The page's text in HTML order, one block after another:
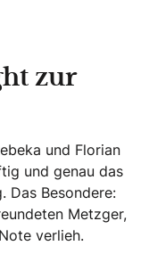
zur
und Florian
und genau das
Das Besondere:
Metzger,
verlieh.